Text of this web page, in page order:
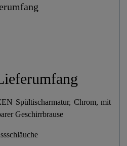
Spültischarmatur, Chrom, mit
Geschirrbrause